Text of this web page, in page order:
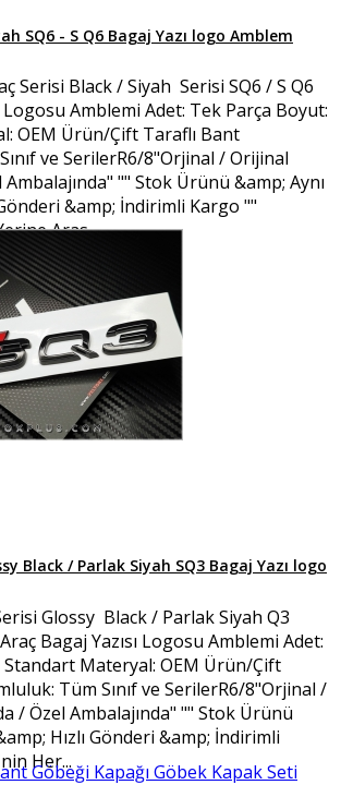
SQ6 - S Q6 Bagaj Yazı logo Amblem
Serisi Black / Siyah Serisi SQ6 / S Q6
Logosu Amblemi Adet: Tek Parça Boyut:
OEM Ürün/Çift Taraflı Bant
ve SerilerR6/8"Orjinal / Orijinal
"" Stok Ürünü &amp; Aynı
&amp; İndirimli Kargo ""
Aras...
Black / Parlak Siyah SQ3 Bagaj Yazı logo
Glossy Black / Parlak Siyah Q3
Bagaj Yazısı Logosu Amblemi Adet:
Standart Materyal: OEM Ürün/Çift
Tüm Sınıf ve SerilerR6/8"Orjinal /
/ Özel Ambalajında" "" Stok Ürünü
Hızlı Gönderi &amp; İndirimli
Her...